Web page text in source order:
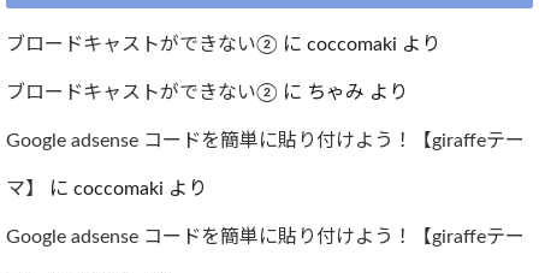
ブロードキャストができない② に coccomaki より
ブロードキャストができない② に ちゃみ より
Google adsense コードを簡単に貼り付けよう！【giraffeテー
マ】 に coccomaki より
Google adsense コードを簡単に貼り付けよう！【giraffeテー